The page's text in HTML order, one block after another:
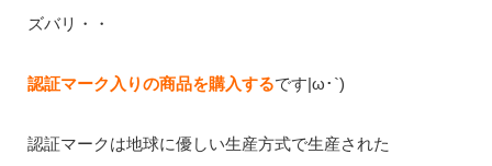
ズバリ・・
認証マーク入りの商品を購入するです|ω･`)
認証マークは地球に優しい生産方式で生産された